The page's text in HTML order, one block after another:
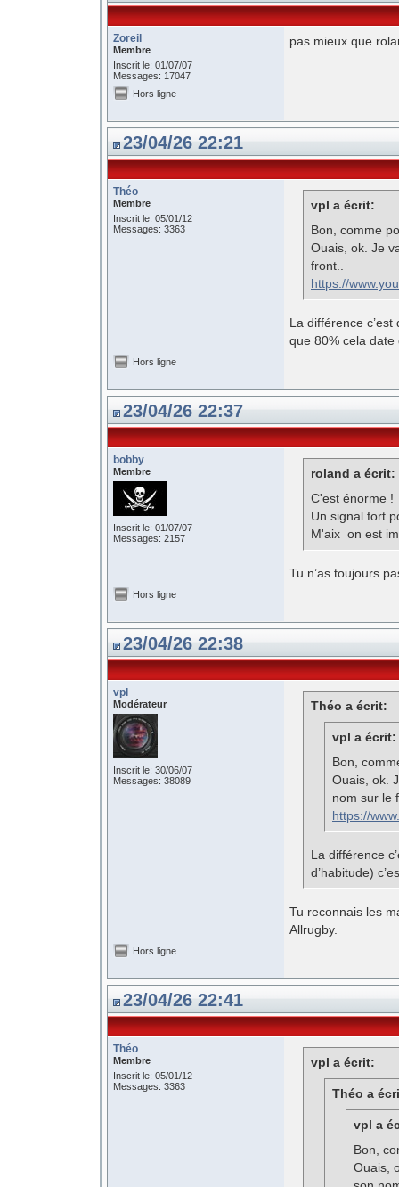
Zoreil
Membre
Inscrit le: 01/07/07
Messages: 17047
pas mieux que
Hors ligne
23/04/26 22:21
Théo
Membre
Inscrit le: 05/01/12
Messages: 3363
vpl a écrit:
Bon, comme
Ouais, ok. Je
front..
https://
La différence
que 80% cela
Hors ligne
23/04/26 22:37
bobby
Membre
Inscrit le: 01/07/07
Messages: 2157
roland a écrit:
C'est énorme !
Un signal fort
M'aix on est
Tu n’as toujours
Hors ligne
23/04/26 22:38
vpl
Modérateur
Inscrit le: 30/06/07
Messages: 38089
Théo a écrit:
vpl a écrit:
Bon,
Ouais, ok.
nom sur le
https://
La différence
d’habitude)
Tu reconnais les
Allrugby.
Hors ligne
23/04/26 22:41
Théo
Membre
Inscrit le: 05/01/12
Messages: 3363
vpl a écrit:
Théo a
vpl a
Bon,
Ouais,